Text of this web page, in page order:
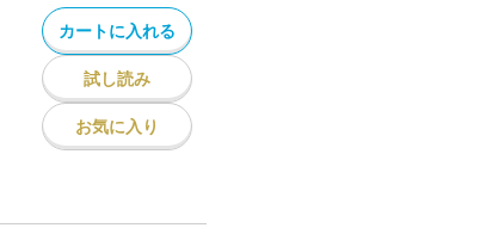
カートに入れる
試し読み
お気に入り